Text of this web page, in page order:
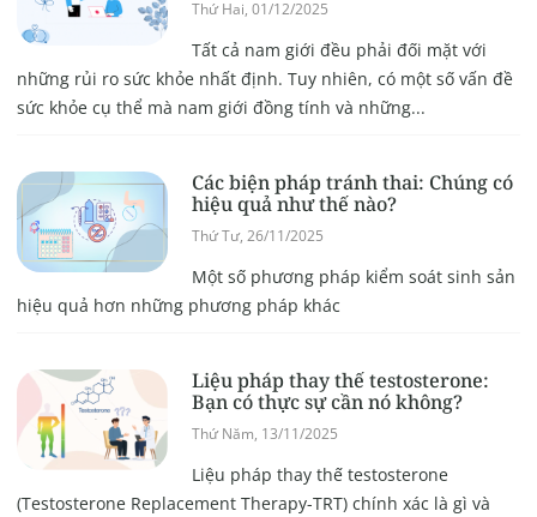
Thứ Hai, 01/12/2025
Tất cả nam giới đều phải đối mặt với
những rủi ro sức khỏe nhất định. Tuy nhiên, có một số vấn đề
sức khỏe cụ thể mà nam giới đồng tính và những...
Các biện pháp tránh thai: Chúng có
hiệu quả như thế nào?
Thứ Tư, 26/11/2025
Một số phương pháp kiểm soát sinh sản
hiệu quả hơn những phương pháp khác
Liệu pháp thay thế testosterone:
Bạn có thực sự cần nó không?
Thứ Năm, 13/11/2025
Liệu pháp thay thế testosterone
(Testosterone Replacement Therapy-TRT) chính xác là gì và